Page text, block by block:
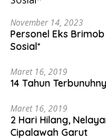
November 14, 2023
Personel Eks
Sosial*
Maret 16, 2019
14 Tahun
Maret 16, 2019
2 Hari Hilang,
Cipalawah Garut